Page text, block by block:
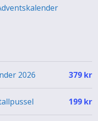
2026 379 kr
199 kr